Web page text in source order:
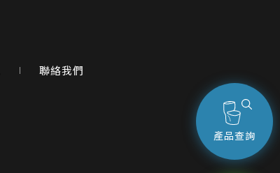
聯絡我們
產品查詢